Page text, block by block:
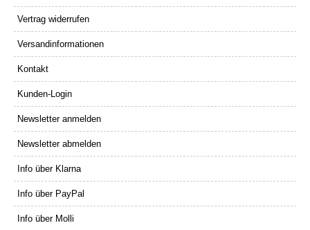
Vertrag widerrufen
Versandinformationen
Kontakt
Kunden-Login
Newsletter anmelden
Newsletter abmelden
Info über Klarna
Info über PayPal
Info über Molli